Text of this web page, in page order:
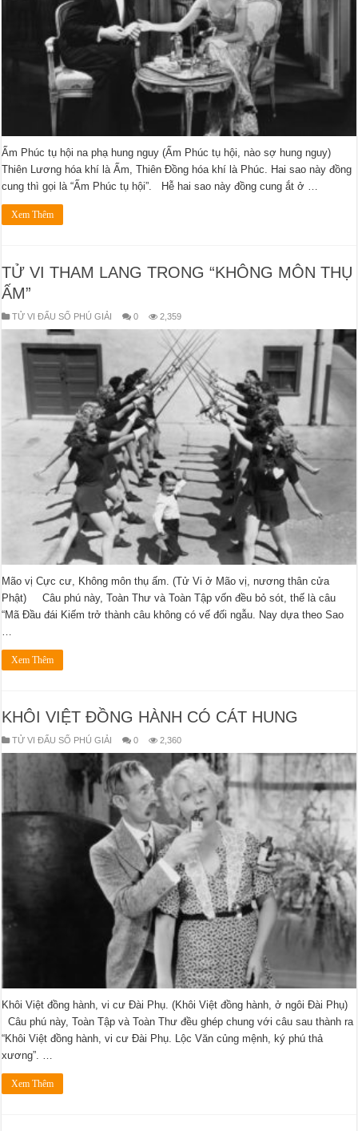
Ấm Phúc tụ hội na phạ hung nguy (Ấm Phúc tụ hội, nào sợ hung nguy)
Thiên Lương hóa khí là Ấm, Thiên Đồng hóa khí là Phúc. Hai sao này đồng
cung thì gọi là “Ấm Phúc tụ hội”. Hễ hai sao này đồng cung ắt ở …
Xem Thêm
TỬ VI THAM LANG TRONG “KHÔNG MÔN THỤ
ẤM”
TỬ VI ĐẨU SỐ PHÚ GIẢI 0 2,359
Mão vị Cực cư, Không môn thụ ấm. (Tử Vi ở Mão vị, nương thân cửa
Phật) Câu phú này, Toàn Thư và Toàn Tập vốn đều bỏ sót, thế là câu
“Mã Đầu đái Kiếm trở thành câu không có vế đối ngẫu. Nay dựa theo Sao
Xem Thêm
KHÔI VIỆT ĐỒNG HÀNH CÓ CÁT HUNG
TỬ VI ĐẨU SỐ PHÚ GIẢI 0 2,360
Khôi Việt đồng hành, vi cư Đài Phụ. (Khôi Việt đồng hành, ở ngôi Đài Phụ)
Câu phú này, Toàn Tập và Toàn Thư đều ghép chung với câu sau thành ra
“Khôi Việt đồng hành, vi cư Đài Phụ. Lộc Văn củng mệnh, ký phú thả
xương”. …
Xem Thêm